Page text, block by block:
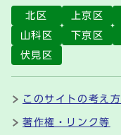
北区 上京区
山科区
下京区
伏見区
このサイトの考え方
著作権・リンク等